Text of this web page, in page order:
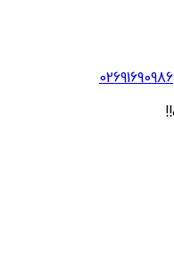
02691690986